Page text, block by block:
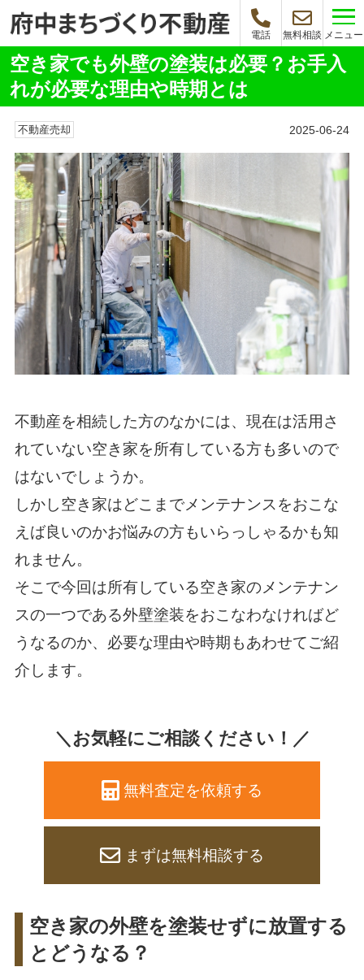
電話 無料相談 メニュー
空き家でも外壁の塗装は必要？お手入
れが必要な理由や時期とは
不動産売却 2025-06-24
不動産を相続した方のなかには、現在は活用さ
れていない空き家を所有している方も多いので
はないでしょうか。
しかし空き家はどこまでメンテナンスをおこな
えば良いのかお悩みの方もいらっしゃるかも知
れません。
そこで今回は所有している空き家のメンテナン
スの一つである外壁塗装をおこなわなければど
うなるのか、必要な理由や時期もあわせてご紹
介します。
＼お気軽にご相談ください！／
無料査定を依頼する
まずは無料相談する
空き家の外壁を塗装せずに放置する
とどうなる？